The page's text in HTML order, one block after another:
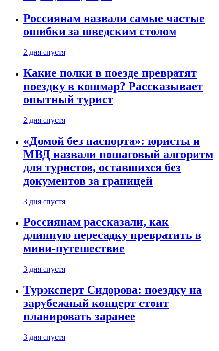
Россиянам назвали самые частые
ошибки за шведским столом
2 дня спустя
Какие полки в поезде превратят
поездку в кошмар? Рассказывает
опытный турист
2 дня спустя
«Домой без паспорта»: юристы и
МВД назвали пошаговый алгоритм
для туристов, оставшихся без
документов за границей
3 дня спустя
Россиянам рассказали, как
длинную пересадку превратить в
мини-путешествие
3 дня спустя
Турэксперт Сидорова: поездку на
зарубежный концерт стоит
планировать заранее
3 дня спустя